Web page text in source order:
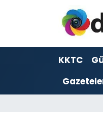
KKTC
ADVERTORIAL
Dijigazete
Hava Durumu
Trafik Durumu